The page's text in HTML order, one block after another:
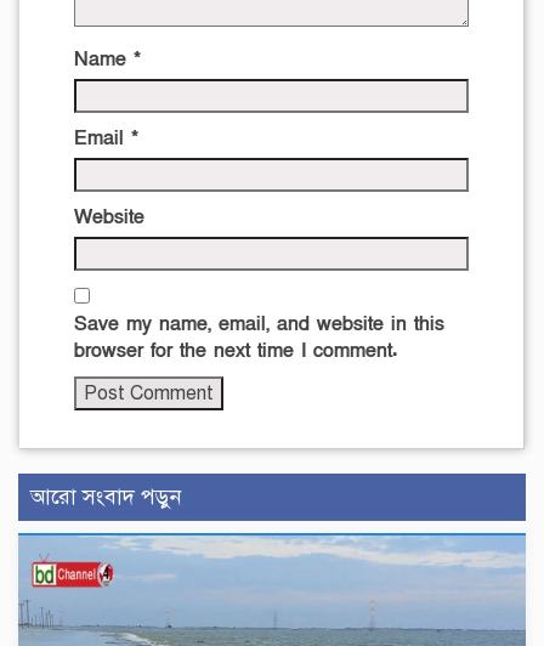
Name *
Email *
Website
Save my name, email, and website in this
browser for the next time I comment.
আরো সংবাদ পড়ুন